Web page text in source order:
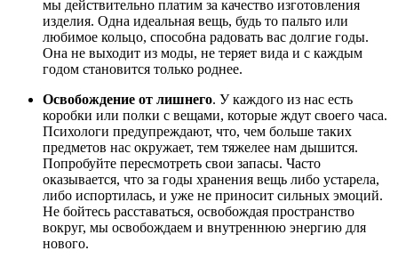
мы действительно платим за качество изготовления
изделия. Одна идеальная вещь, будь то пальто или
любимое кольцо, способна радовать вас долгие годы.
Она не выходит из моды, не теряет вида и с каждым
годом становится только роднее.
Освобождение от лишнего. У каждого из нас есть
коробки или полки с вещами, которые ждут своего часа.
Психологи предупреждают, что, чем больше таких
предметов нас окружает, тем тяжелее нам дышится.
Попробуйте пересмотреть свои запасы. Часто
оказывается, что за годы хранения вещь либо устарела,
либо испортилась, и уже не приносит сильных эмоций.
Не бойтесь расставаться, освобождая пространство
вокруг, мы освобождаем и внутреннюю энергию для
нового.